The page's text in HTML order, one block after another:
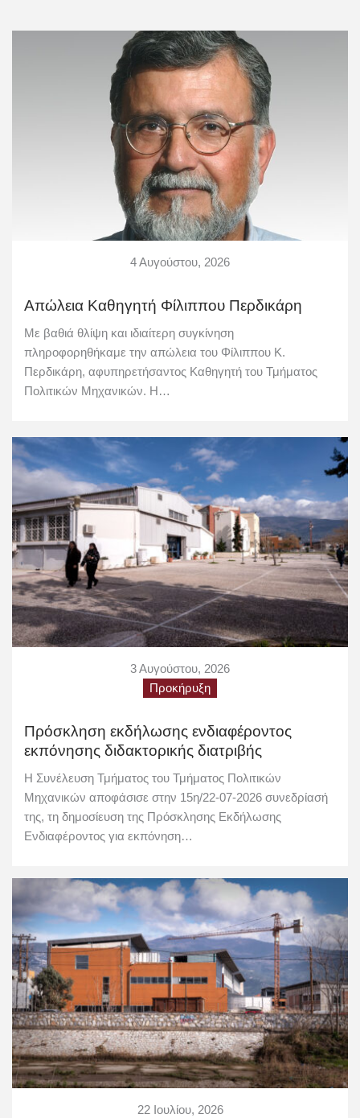
4 Αυγούστου, 2026
Απώλεια Καθηγητή Φίλιππου Περδικάρη
Με βαθιά θλίψη και ιδιαίτερη συγκίνηση
πληροφορηθήκαμε την απώλεια του Φίλιππου Κ.
Περδικάρη, αφυπηρετήσαντος Καθηγητή του Τμήματος
Πολιτικών Μηχανικών. Η…
3 Αυγούστου, 2026
Προκήρυξη
Πρόσκληση εκδήλωσης ενδιαφέροντος
εκπόνησης διδακτορικής διατριβής
Η Συνέλευση Τμήματος του Τμήματος Πολιτικών
Μηχανικών αποφάσισε στην 15η/22-07-2026 συνεδρίασή
της, τη δημοσίευση της Πρόσκλησης Εκδήλωσης
Ενδιαφέροντος για εκπόνηση…
22 Ιουλίου, 2026